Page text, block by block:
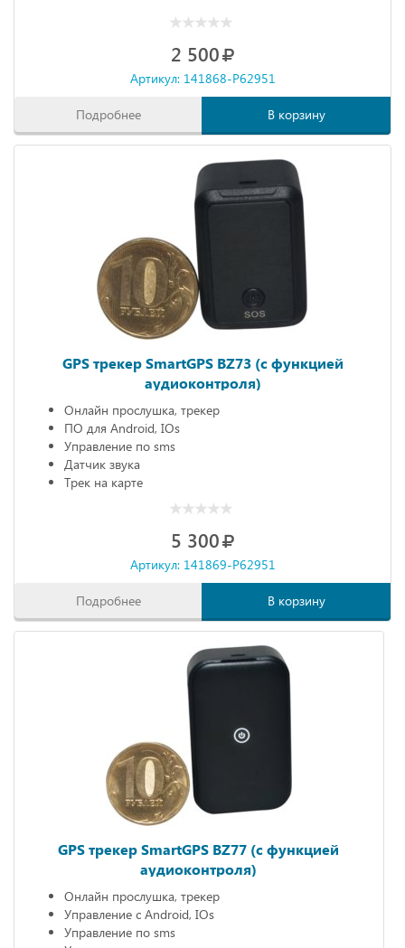
2 500
Артикул: 141868-P62951
Подробнее В корзину
GPS трекер SmartGPS BZ73 (с функцией
аудиоконтроля)
Онлайн прослушка, трекер
ПО для Android, IOs
Управление по sms
Датчик звука
Трек на карте
5 300
Артикул: 141869-P62951
Подробнее В корзину
GPS трекер SmartGPS BZ77 (с функцией
аудиоконтроля)
Онлайн прослушка, трекер
Управление с Android, IOs
Управление по sms